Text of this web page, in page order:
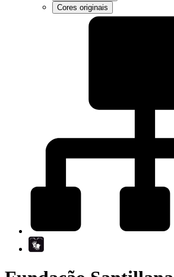
Cores originais